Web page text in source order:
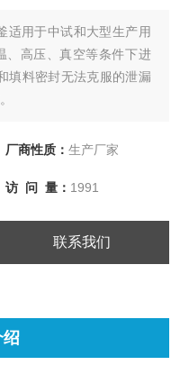
适用于中试和大型生产用
、高压、真空等条件下进
填料密封无法克服的泄漏
厂商性质： 生产厂家
访 问 量： 1991
联系我们
绍